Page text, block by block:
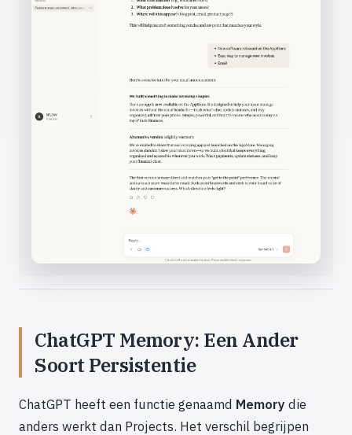
ChatGPT Memory: Een Ander
Soort Persistentie
ChatGPT heeft een functie genaamd Memory die
anders werkt dan Projects. Het verschil begrijpen